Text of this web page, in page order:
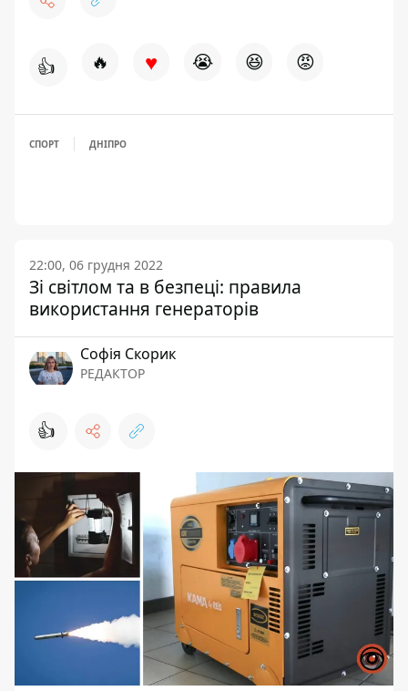
👍 🔥 ♥ 😭 😆 😡
СПОРТ ДНІПРО
22:00, 06 грудня 2022
Зі світлом та в безпеці: правила
використання генераторів
Софія Скорик
РЕДАКТОР
👍